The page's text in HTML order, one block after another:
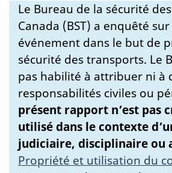
Le Bureau de la sécurité
Canada (BST) a enquêté
événement dans le but de
sécurité des transports. Le
pas habilité à attribuer ni à
responsabilités civiles ou
présent rapport n’est pas
utilisé dans le contexte
judiciaire, disciplinaire ou
Propriété et utilisation du